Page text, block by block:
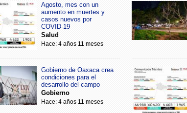
Agosto, mes con un
aumento en muertes y
casos nuevos por
COVID-19
Salud
Hace: 4 años 11 meses
Gobierno de Oaxaca crea
condiciones para el
desarrollo del campo
Gobierno
Hace: 4 años 11 meses